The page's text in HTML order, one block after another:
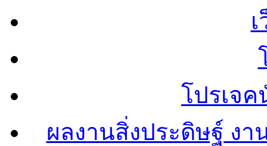
โปรเจ
ผลงานสิ่งประดิษฐ์ งา